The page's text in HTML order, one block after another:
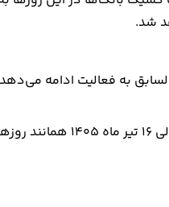
شد.
به فعالیت ادامه
ساعات کاری سامانه پایا در ایام برگزاری مراسم تشییع و خاکسپاری رهبر شهید انقلاب از تاریخ ۱۳ الی ۱۶